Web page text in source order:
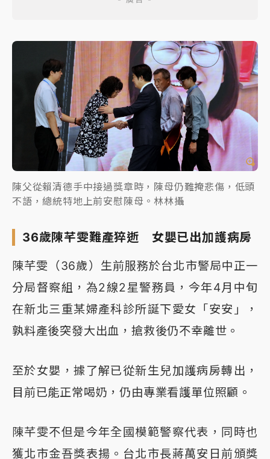
陳父從賴清德手中接過獎章時，陳母仍難掩悲傷，低頭
不語，總統特地上前安慰陳母。林林攝
36歲陳芊雯難產猝逝 女嬰已出加護病房
陳芊雯（36歲）生前服務於台北市警局中正一
分局督察組，為2線2星警務員，今年4月中旬
在新北三重某婦產科診所誕下愛女「安安」，
孰料產後突發大出血，搶救後仍不幸離世。
至於女嬰，據了解已從新生兒加護病房轉出，
目前已能正常喝奶，仍由專業看護單位照顧。
陳芊雯不但是今年全國模範警察代表，同時也
獲北市金吾獎表揚。台北市長蔣萬安日前頒獎